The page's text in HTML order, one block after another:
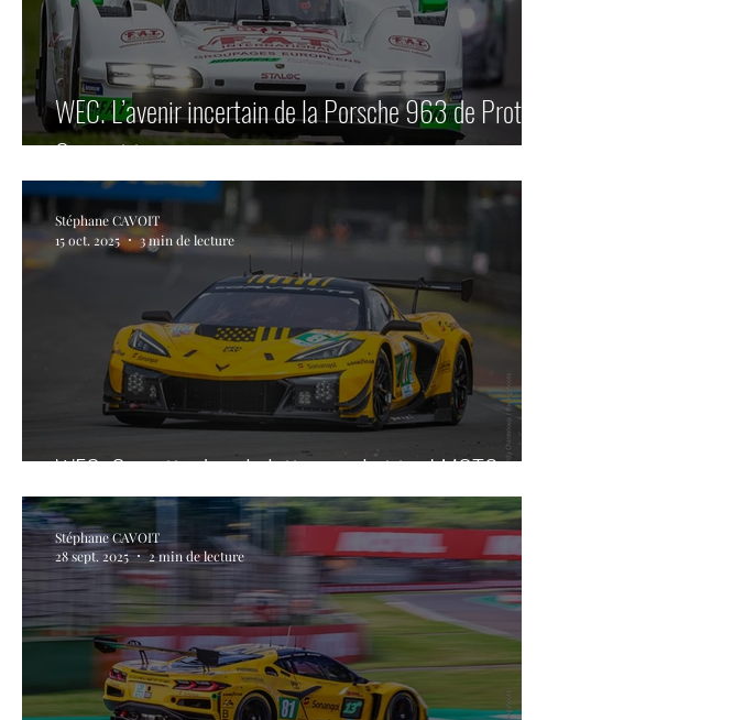
WEC. L’avenir incertain de la Porsche 963 de Proton
Competition.
WEC. Corvette dans la lutte pour le titre LMGT3.
Stéphane CAVOIT
15 oct. 2025
3 min de lecture
Stéphane CAVOIT
28 sept. 2025
2 min de lecture